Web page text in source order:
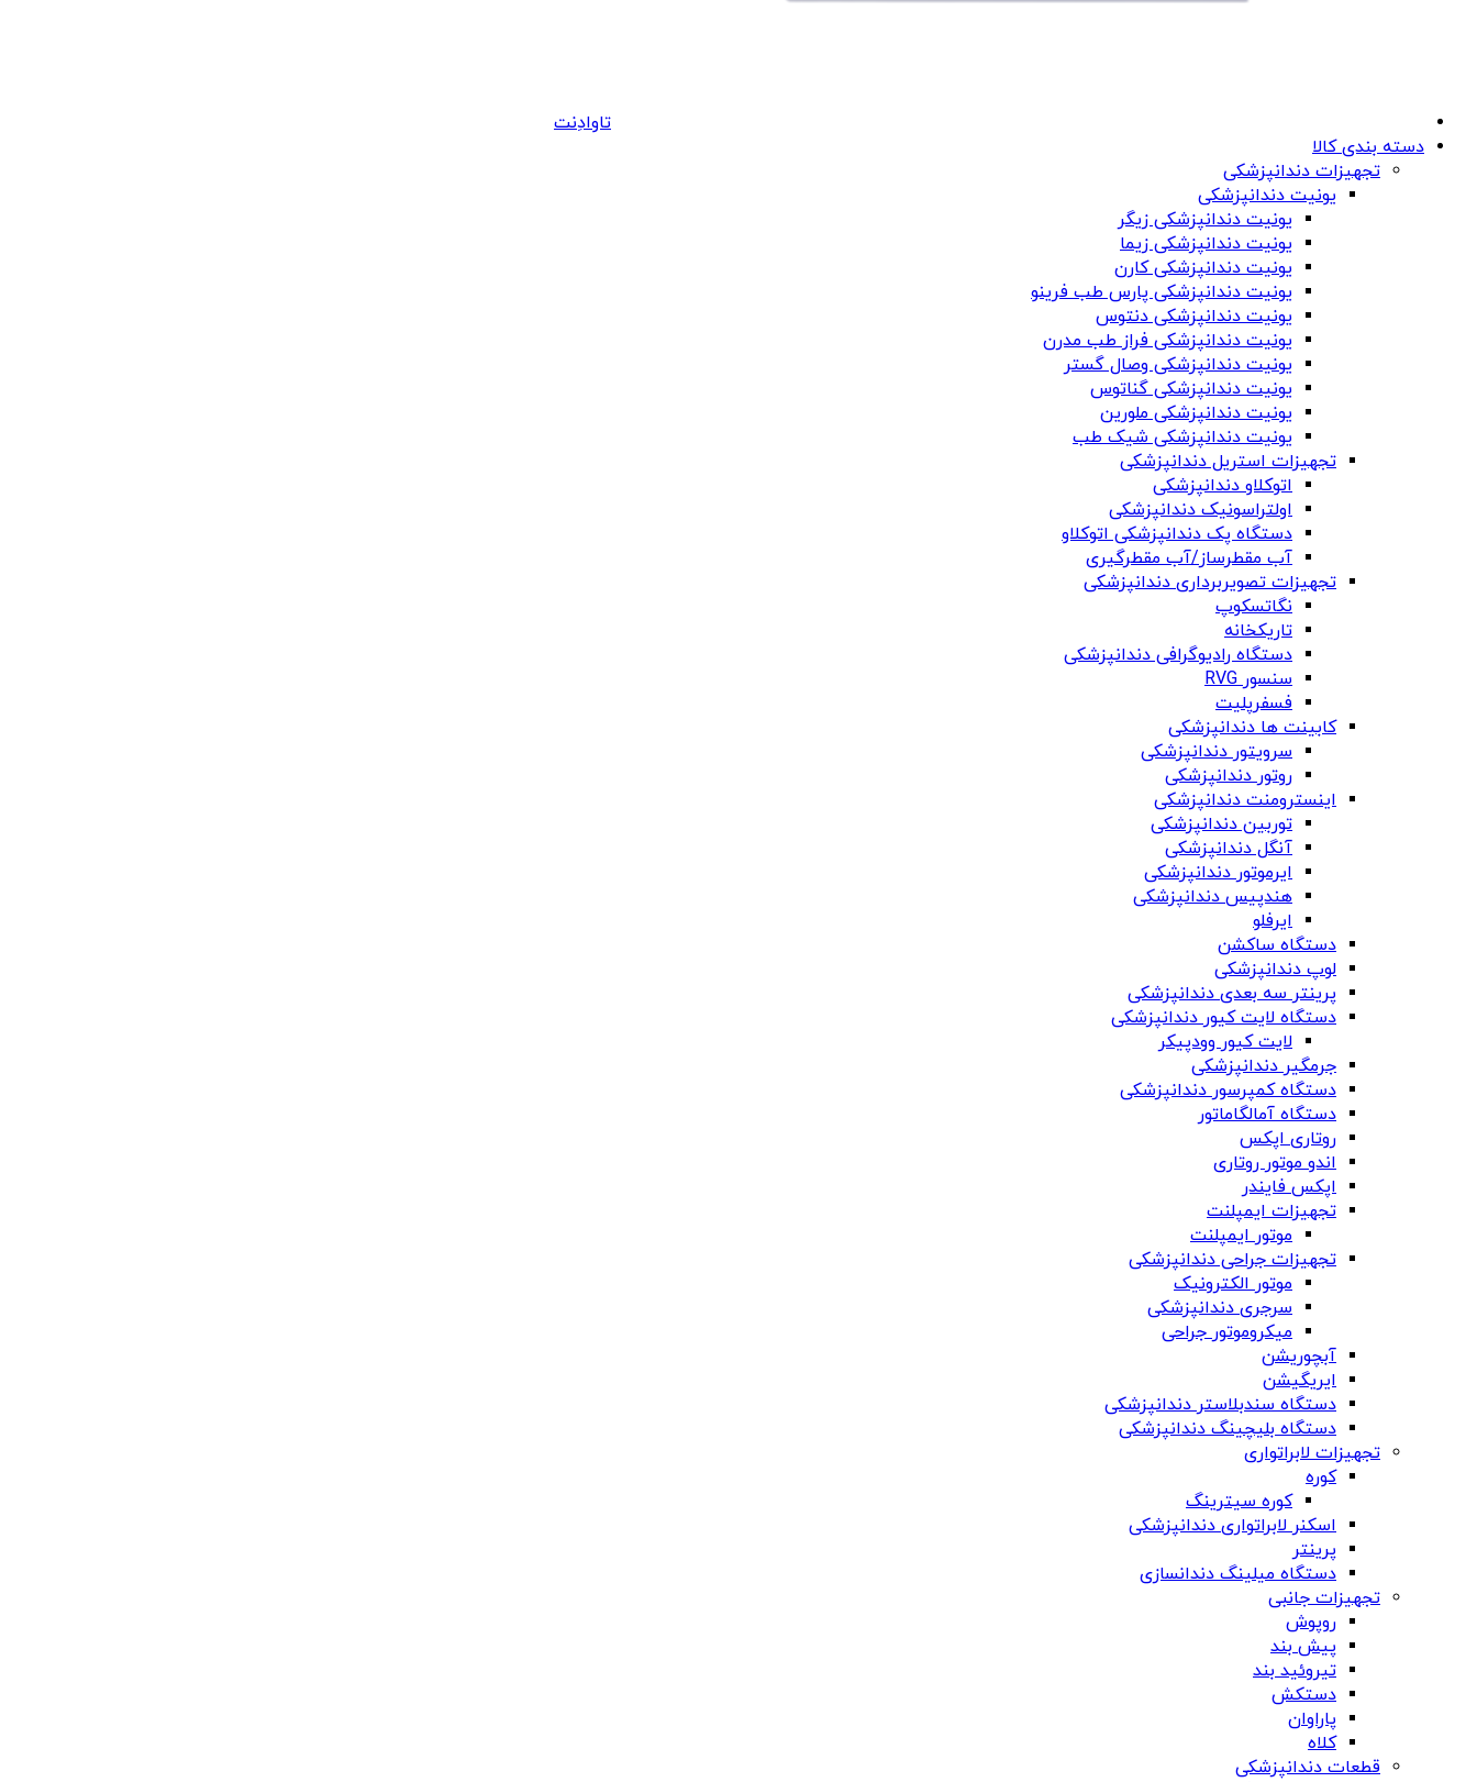
تاوادِنت
دسته بندی کالا
تجهیزات دندانپزشکی
یونیت دندانپزشکی
یونیت دندانپزشکی زیگر
یونیت دندانپزشکی زیما
یونیت دندانپزشکی کارن
یونیت دندانپزشکی پارس طب فرینو
یونیت دندانپزشکی دنتوس
یونیت دندانپزشکی فراز طب مدرن
یونیت دندانپزشکی وصال گستر
یونیت دندانپزشکی گناتوس
یونیت دندانپزشکی ملورین
یونیت دندانپزشکی شیک طب
تجهیزات استریل دندانپزشکی
اتوکلاو دندانپزشکی
اولتراسونیک دندانپزشکی
دستگاه پک دندانپزشکی اتوکلاو
آب مقطرساز/آب مقطرگیری
تجهیزات تصویربرداری دندانپزشکی
نگاتسکوپ
تاریکخانه
دستگاه‌ رادیوگرافی دندانپزشکی
سنسور RVG
فسفرپلیت
کابینت ها دندانپزشکی
سرویتور دندانپزشکی
روتور دندانپزشکی
اینسترومنت دندانپزشکی
توربین دندانپزشکی
آنگل دندانپزشکی
ایرموتور دندانپزشکی
هندپیس دندانپزشکی
ایرفلو
دستگاه ساکشن
لوپ دندانپزشکی
پرینتر سه بعدی دندانپزشکی
دستگاه لایت کیور دندانپزشکی
لایت کیور وودپیکر
جرمگیر دندانپزشکی
دستگاه کمپرسور دندانپزشکی
دستگاه آمالگاماتور
روتاری اپکس
اندو موتور روتاری
اپکس فایندر
تجهیزات ایمپلنت
موتور ایمپلنت
تجهیزات جراحی دندانپزشکی
موتور الکترونیک
سرجری دندانپزشکی
میکروموتور جراحی
آبچوریشن
ایریگیشن
دستگاه سندبلاستر دندانپزشکی
دستگاه بلیچینگ دندانپزشکی
تجهیزات لابراتواری
کوره
کوره سیترینگ
اسکنر لابراتواری دندانپزشکی
پرینتر
دستگاه میلینگ دندانسازی
تجهیزات جانبی
روپوش
پیش بند
تیروئید بند
دستکش
پاراوان
کلاه
قطعات دندانپزشکی